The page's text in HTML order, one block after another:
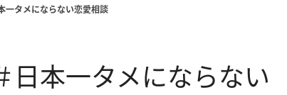
タメにならない恋愛相談
本一タメにならない